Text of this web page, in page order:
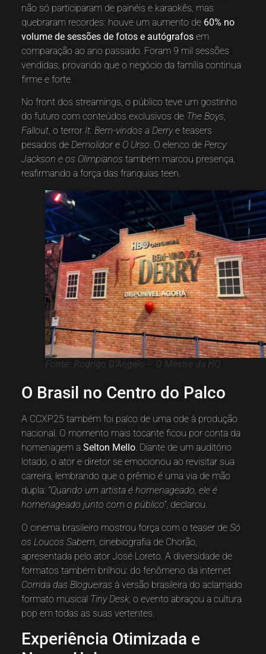
não só participaram de painéis e karaokês, mas
quebraram recordes: houve um aumento de 60% no
volume de sessões de fotos e autógrafosem
comparação ao ano passado. Foram 9 mil sessões
vendidas, provando que o negócio da família continua
firme e forte.
No front dos streamings, o público teve um gostinho
do futuro com conteúdos exclusivos de The Boys,
Fallout, o terror It: Bem-vindos a Derrye teasers
pesados de Demolidore O Urso. O elenco de Percy
Jackson e os Olimpianos também marcou presença,
reafirmando a força das franquias teen.
Fonte: Rodrigo D’Angelo – O Mestre da HQ
O Brasil no Centro do Palco
A CCXP25 também foi palco de uma ode à produção
nacional. O momento mais tocante ficou por conta da
homenagem a Selton Mello. Diante de um auditório
lotado, o ator e diretor se emocionou ao revisitar sua
carreira, lembrando que o prêmio é uma via de mão
dupla: “Quando um artista é homenageado, ele é
homenageado junto com o público”, declarou.
O cinema brasileiro mostrou força com o teaser de Só
os Loucos Sabem, cinebiografia de Chorão,
apresentada pelo ator José Loreto. A diversidade de
formatos também brilhou: do fenômeno da internet
Corrida das Blogueiras à versão brasileira do aclamado
formato musical Tiny Desk, o evento abraçou a cultura
pop em todas as suas vertentes.
Experiência Otimizada e